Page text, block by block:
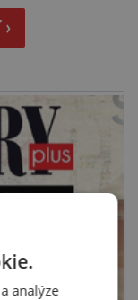
starší. Na
experti ze
analýze